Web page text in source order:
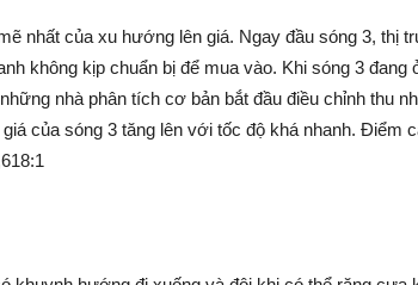
nhất của xu hướng lên giá. Ngay đầu sóng 3, thị
không kịp chuẩn bị để mua vào. Khi sóng 3
nhà phân tích cơ bản bắt đầu điều chỉnh thu
của sóng 3 tăng lên với tốc độ khá nhanh. Điểm